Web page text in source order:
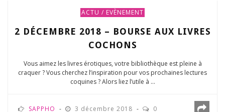
ACTU / EVÈNEMENT
2 DÉCEMBRE 2018 – BOURSE AUX LIVRES
COCHONS
Vous aimez les livres érotiques, votre bibliothèque est pleine à
craquer ? Vous cherchez l’inspiration pour vos prochaines lectures
coquines ? Alors liez l’utile à ...
SAPPHO 3 décembre 2018 0